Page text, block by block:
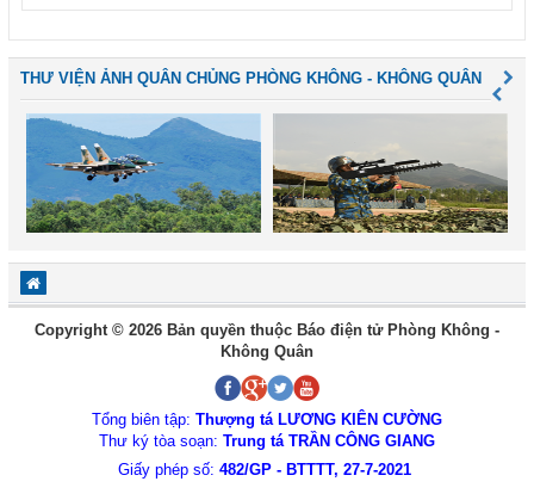
THƯ VIỆN ẢNH QUÂN CHỦNG PHÒNG KHÔNG - KHÔNG QUÂN
Copyright © 2026 Bản quyền thuộc Báo điện tử Phòng Không -
Không Quân
Tổng biên tập: Thượng tá LƯƠNG KIÊN CƯỜNG
Thư ký tòa soạn: Trung tá TRẦN CÔNG GIANG
Giấy phép số: 482/GP - BTTTT, 27-7-2021